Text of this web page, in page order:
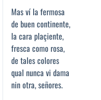
Mas ví la fermosa
de buen continente,
la cara plaçiente,
fresca como rosa,
de tales colores
qual nunca vi dama
nin otra, señores.